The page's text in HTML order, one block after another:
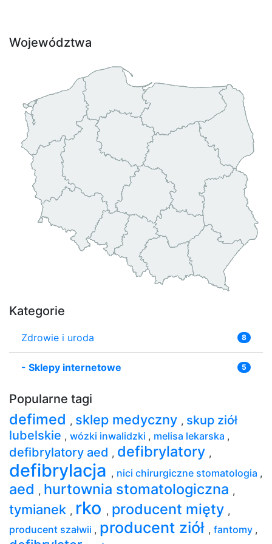
Województwa
Kategorie
Zdrowie i uroda 8
- Sklepy internetowe 5
Popularne tagi
defimed , sklep medyczny , skup ziół
lubelskie , wózki inwalidzki , melisa lekarska ,
defibrylatory aed , defibrylatory ,
defibrylacja , nici chirurgiczne stomatologia ,
aed , hurtownia stomatologiczna ,
tymianek , rko , producent mięty ,
producent szałwii , producent ziół , fantomy ,